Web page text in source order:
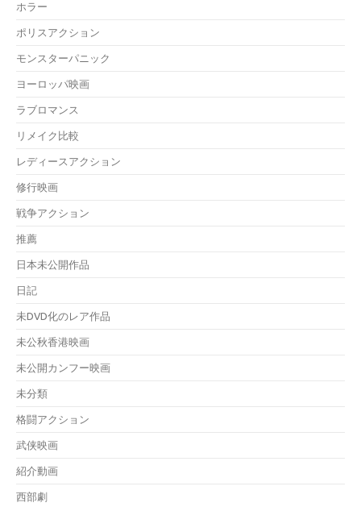
ホラー
ポリスアクション
モンスターパニック
ヨーロッパ映画
ラブロマンス
リメイク比較
レディースアクション
修行映画
戦争アクション
推薦
日本未公開作品
日記
未DVD化のレア作品
未公秋香港映画
未公開カンフー映画
未分類
格闘アクション
武侠映画
紹介動画
西部劇